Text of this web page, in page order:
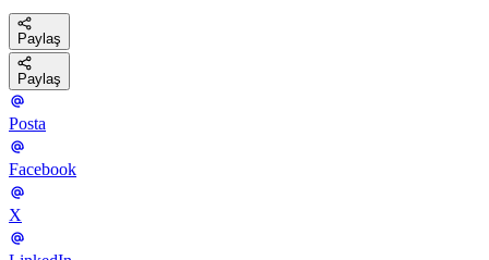
Paylaş
Paylaş
Posta
Facebook
X